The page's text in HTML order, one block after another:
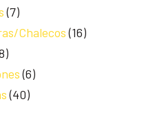
(7)
Chalecos (16)
(6)
(40)